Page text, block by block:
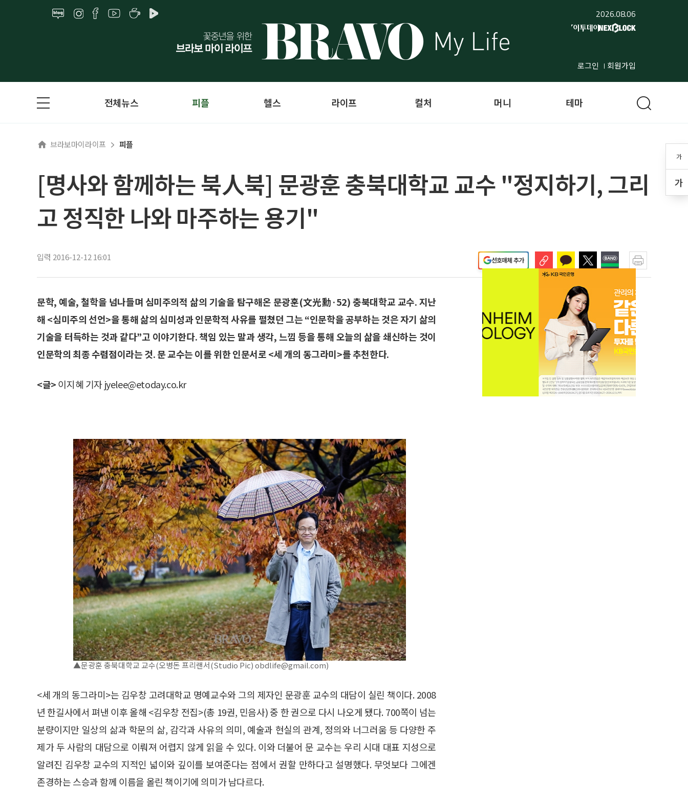
2026.08.06
로그인 회원가입
가
가
전체뉴스 피플 헬스 라이프 컬처 머니 테마
브라보마이라이프 피플
[명사와 함께하는 북人북] 문광훈 충북대학교 교수 "정지하기, 그리
고 정직한 나와 마주하는 용기"
입력 2016-12-12 16:01 선호매체 추가
문학, 예술, 철학을 넘나들며 심미주의적 삶의 기술을 탐구해온 문광훈(文光勳·52) 충북대학교 교수. 지난
해 <심미주의 선언>을 통해 삶의 심미성과 인문학적 사유를 펼쳤던 그는 “인문학을 공부하는 것은 자기 삶의
기술을 터득하는 것과 같다”고 이야기한다. 책임 있는 말과 생각, 느낌 등을 통해 오늘의 삶을 쇄신하는 것이
인문학의 최종 수렴점이라는 것. 문 교수는 이를 위한 인문서로 <세 개의 동그라미>를 추천한다.
<글>이지혜 기자 jyelee@etoday.co.kr
▲문광훈 충북대학교 교수(오병돈 프리랜서(Studio Pic) obdlife@gmail.com)
<세 개의 동그라미>는 김우창 고려대학교 명예교수와 그의 제자인 문광훈 교수의 대담이 실린 책이다. 2008
년 한길사에서 펴낸 이후 올해 <김우창 전집>(총 19권, 민음사) 중 한 권으로 다시 나오게 됐다. 700쪽이 넘는
분량이지만 일상의 삶과 학문의 삶, 감각과 사유의 의미, 예술과 현실의 관계, 정의와 너그러움 등 다양한 주
제가 두 사람의 대담으로 이뤄져 어렵지 않게 읽을 수 있다. 이와 더불어 문 교수는 우리 시대 대표 지성으로
알려진 김우창 교수의 지적인 넓이와 깊이를 보여준다는 점에서 권할 만하다고 설명했다. 무엇보다 그에겐
존경하는 스승과 함께 이름을 올린 책이기에 의미가 남다르다.